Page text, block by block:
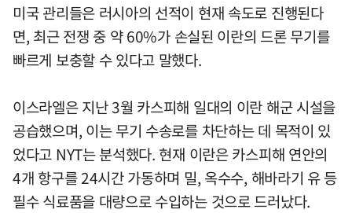
미국 관리들은 러시아의 선적이 현재 속도로 진행된다
면, 최근 전쟁 중 약 60%가 손실된 이란의 드론 무기를
빠르게 보충할 수 있다고 말했다.
이스라엘은 지난 3월 카스피해 일대의 이란 해군 시설을
공습했으며, 이는 무기 수송로를 차단하는 데 목적이 있
었다고 NYT는 분석했다. 현재 이란은 카스피해 연안의
4개 항구를 24시간 가동하며 밀, 옥수수, 해바라기 유 등
필수 식료품을 대량으로 수입하는 것으로 드러났다.